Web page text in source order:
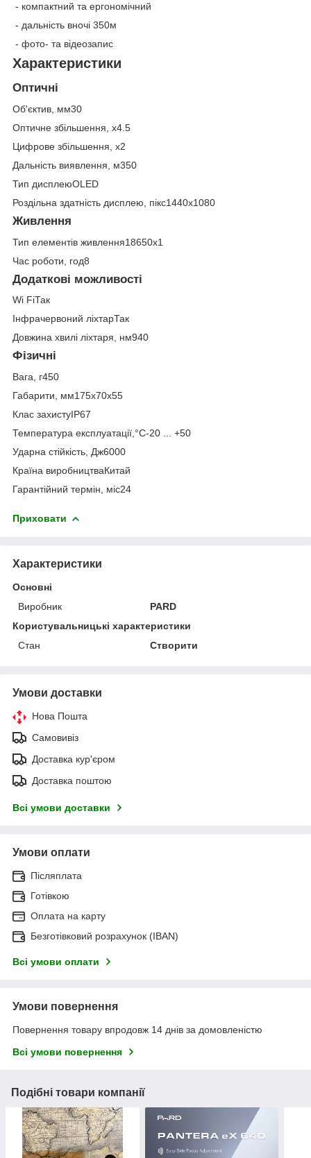
- компактний та ергономічний
- дальність вночі 350м
- фото- та відеозапис
Характеристики
Оптичні
Об'єктив, мм30
Оптичне збільшення, x4.5
Цифрове збільшення, x2
Дальність виявлення, м350
Тип дисплеюOLED
Роздільна здатність дисплею, пікс1440x1080
Живлення
Тип елементів живлення18650х1
Час роботи, год8
Додаткові можливості
Wi FiТак
Інфрачервоний ліхтарТак
Довжина хвилі ліхтаря, нм940
Фізичні
Вага, г450
Габарити, мм175x70x55
Клас захистуIP67
Температура експлуатації,°C-20 ... +50
Ударна стійкість, Дж6000
Країна виробництваКитай
Гарантійний термін, міс24
Приховати
Характеристики
Основні
Виробник
PARD
Користувальницькі характеристики
Стан
Створити
Умови доставки
Нова Пошта
Самовивіз
Доставка кур'єром
Доставка поштою
Всі умови доставки
Умови оплати
Післяплата
Готівкою
Оплата на карту
Безготівковий розрахунок (IBAN)
Всі умови оплати
Умови повернення
Повернення товару впродовж 14 днів за домовленістю
Всі умови повернення
Подібні товари компанії